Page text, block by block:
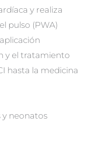
y realiza
pulso (PWA)
y el tratamiento
hasta la medicina
y neonatos